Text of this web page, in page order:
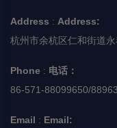
Address : Address:
杭州市余杭区仁和街道
Phone : 电话：
86-571-88099650/
Email : Email: